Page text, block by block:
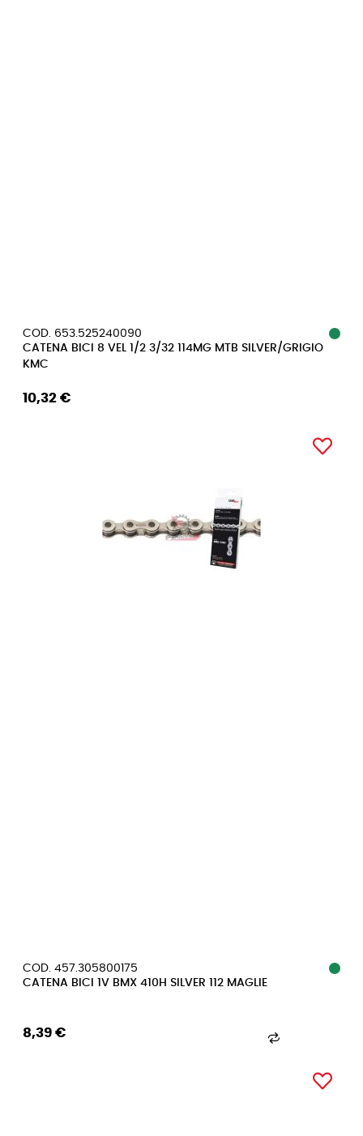
COD. 653.525240090
CATENA BICI 8 VEL 1/2 3/32 114MG MTB SILVER/GRIGIO
KMC
10,32 €
COD. 457.305800175
CATENA BICI 1V BMX 410H SILVER 112 MAGLIE
8,39 €